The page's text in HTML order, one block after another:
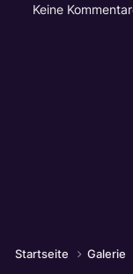
Keine
Startseite Galerie